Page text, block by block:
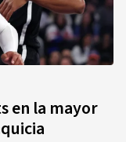
en la mayor